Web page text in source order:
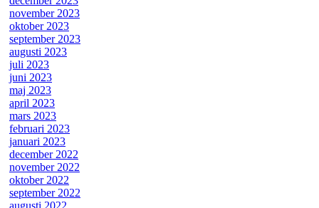
november 2023
oktober 2023
september 2023
augusti 2023
juli 2023
juni 2023
maj 2023
april 2023
mars 2023
februari 2023
januari 2023
december 2022
november 2022
oktober 2022
september 2022
augusti 2022